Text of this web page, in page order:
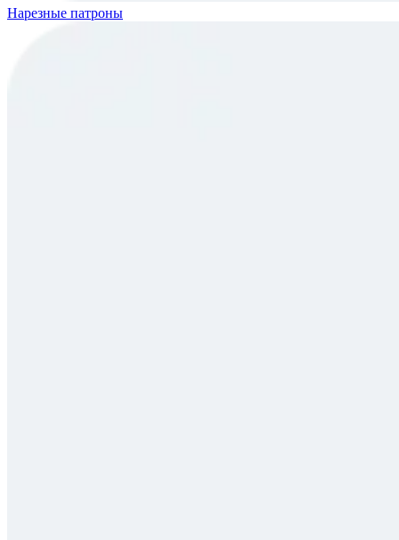
Нарезные патроны